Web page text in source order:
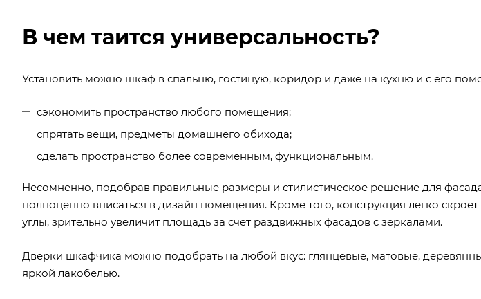
В чем таится универсальность?
Установить можно шкаф в спальню, гостиную, коридор и даже на кухню и с его
сэкономить пространство любого помещения;
спрятать вещи, предметы домашнего обихода;
сделать пространство более современным, функциональным.
Несомненно, подобрав правильные размеры и стилистическое решение для
полноценно вписаться в дизайн помещения. Кроме того, конструкция легко
углы, зрительно увеличит площадь за счет раздвижных фасадов с зеркалами.
Дверки шкафчика можно подобрать на любой вкус: глянцевые, матовые,
яркой лакобелью.